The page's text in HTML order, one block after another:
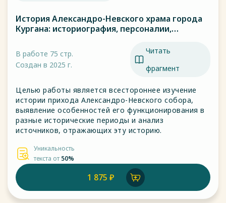
История Александро-Невского храма города
Кургана: историография, персоналии,
В работе 75 стр.
Создан в 2025 г.
Читать
фрагмент
Целью работы является всестороннее изучение
истории прихода Александро-Невского собора,
выявление особенностей его функционирования в
разные исторические периоды и анализ
источников, отражающих эту историю.
Уникальность
текста от 50%
1 875 ₽